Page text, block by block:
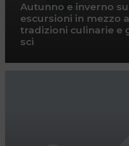
Autunno e inverno
escursioni in mezzo
tradizioni culinarie e
sci